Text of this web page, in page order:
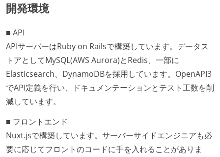
開発環境
■ API
APIサーバーはRuby on Railsで構築しています。データス
トアとしてMySQL(AWS Aurora)とRedis、一部に
Elasticsearch、DynamoDBを採用しています。OpenAPI3
でAPI定義を行い、ドキュメンテーションとテスト工数を削
減しています。
■ フロントエンド
Nuxt.jsで構築しています。サーバーサイドエンジニアも必
要に応じてフロントのコードに手を入れることがありま